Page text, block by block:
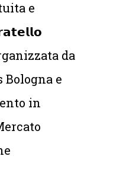
e
da
Bologna e
in